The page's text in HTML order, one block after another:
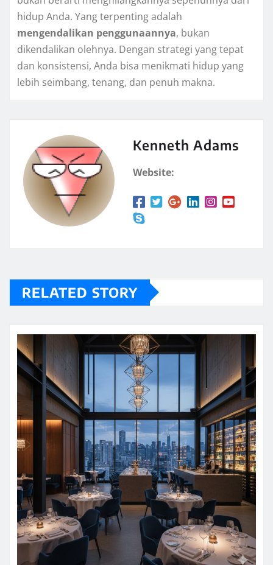
hidup Anda. Yang terpenting adalah
mengendalikan penggunaannya, bukan
dikendalikan olehnya. Dengan strategi yang tepat
dan konsistensi, Anda bisa menikmati hidup yang
lebih seimbang, tenang, dan penuh makna.
Kenneth Adams
Website:
RELATED STORY